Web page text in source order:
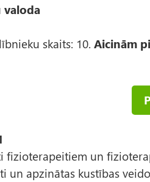
valoda
skaits: 10.Aicinām
fizioterapeitiem un
un apzinātas kustības